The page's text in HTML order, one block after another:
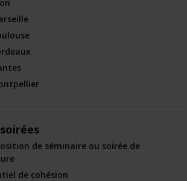
de séminaire ou soirée de
de cohésion